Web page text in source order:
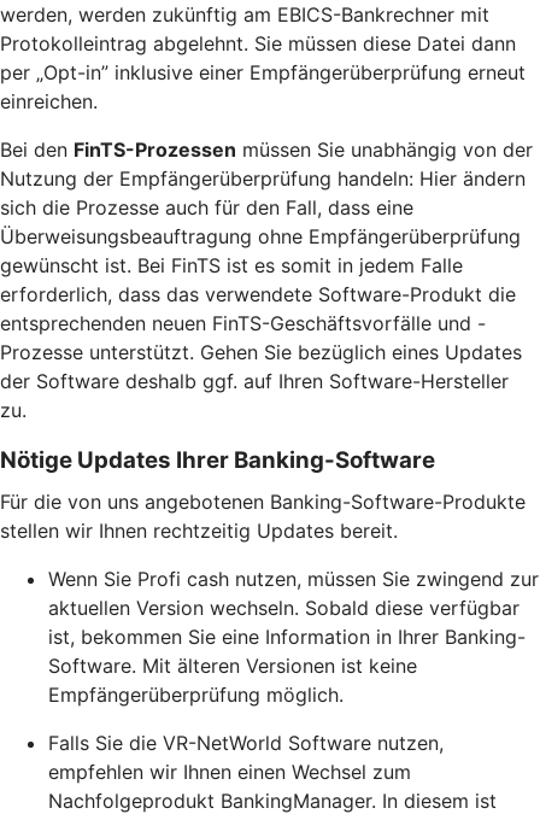
werden, werden zukünftig am EBICS-Bankrechner mit
Protokolleintrag abgelehnt. Sie müssen diese Datei dann
per „Opt-in” inklusive einer Empfängerüberprüfung erneut
einreichen.
Bei den FinTS-Prozessen müssen Sie unabhängig von der
Nutzung der Empfängerüberprüfung handeln: Hier ändern
sich die Prozesse auch für den Fall, dass eine
Überweisungsbeauftragung ohne Empfängerüberprüfung
gewünscht ist. Bei FinTS ist es somit in jedem Falle
erforderlich, dass das verwendete Software-Produkt die
entsprechenden neuen FinTS-Geschäftsvorfälle und -
Prozesse unterstützt. Gehen Sie bezüglich eines Updates
der Software deshalb ggf. auf Ihren Software-Hersteller
zu.
Nötige Updates Ihrer Banking-Software
Für die von uns angebotenen Banking-Software-Produkte
stellen wir Ihnen rechtzeitig Updates bereit.
Wenn Sie Profi cash nutzen, müssen Sie zwingend zur
aktuellen Version wechseln. Sobald diese verfügbar
ist, bekommen Sie eine Information in Ihrer Banking-
Software. Mit älteren Versionen ist keine
Empfängerüberprüfung möglich.
Falls Sie die VR-NetWorld Software nutzen,
empfehlen wir Ihnen einen Wechsel zum
Nachfolgeprodukt BankingManager. In diesem ist